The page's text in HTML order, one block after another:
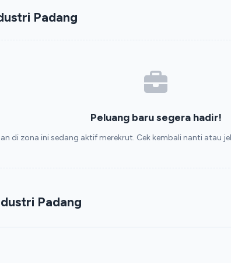
Padang
Peluang baru segera hadir!
di zona ini sedang aktif merekrut. Cek kembali nanti atau
Padang